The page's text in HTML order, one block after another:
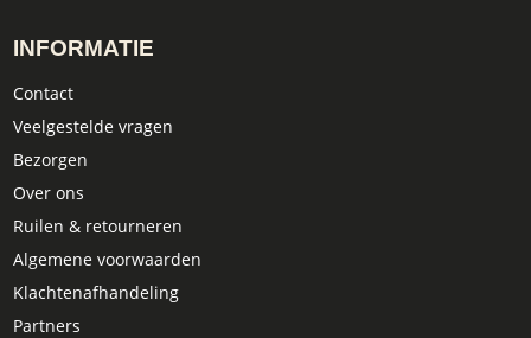
INFORMATIE
Contact
Veelgestelde vragen
Bezorgen
Over ons
Ruilen & retourneren
Algemene voorwaarden
Klachtenafhandeling
Partners